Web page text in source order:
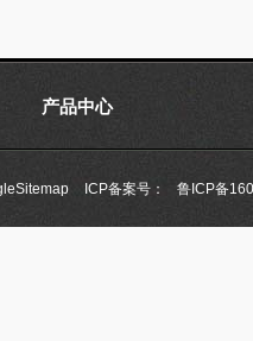
产品中心
ICP备案号： 鲁ICP备